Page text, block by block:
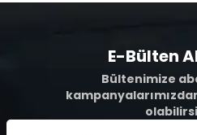
E-Bülten
Bültenimize